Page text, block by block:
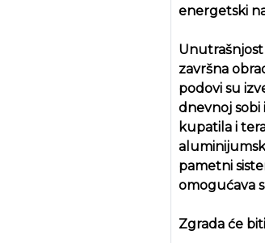
energetski
završna
podovi su
dnevnoj sobi
kupatila i
pametni
omogućava
Zgrada će